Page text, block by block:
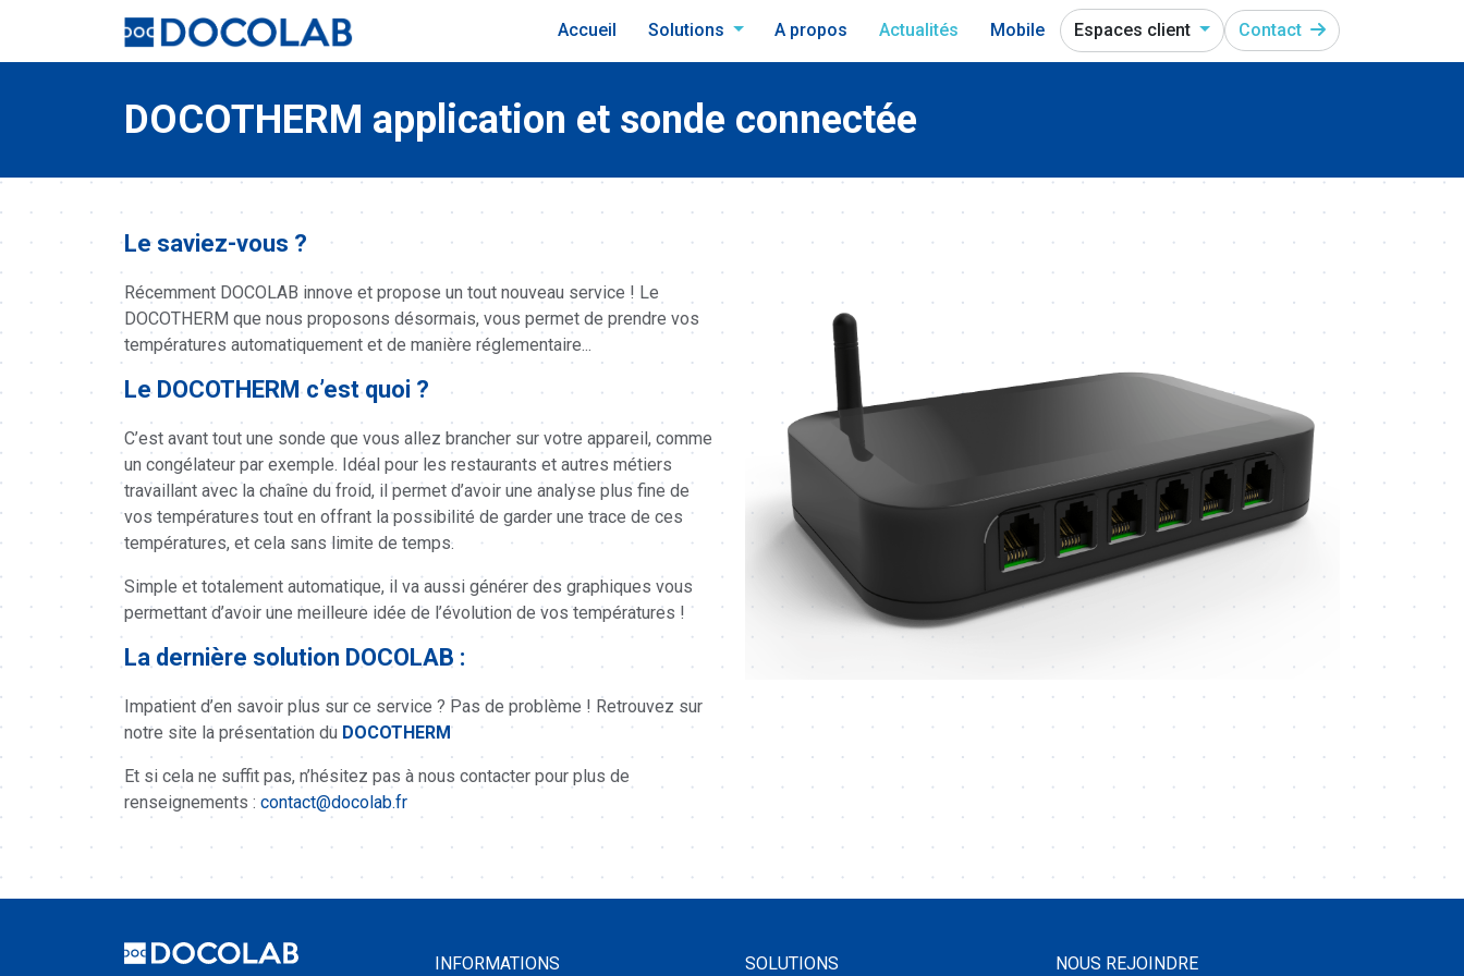
Accueil Solutions A propos Actualités Mobile Espaces client Contact
DOCOTHERM application et sonde connectée
Le saviez-vous ?
Récemment DOCOLAB innove et propose un tout nouveau service ! Le
DOCOTHERM que nous proposons désormais, vous permet de prendre vos
températures automatiquement et de manière réglementaire...
Le DOCOTHERM c’est quoi ?
C’est avant tout une sonde que vous allez brancher sur votre appareil, comme
un congélateur par exemple. Idéal pour les restaurants et autres métiers
travaillant avec la chaîne du froid, il permet d’avoir une analyse plus fine de
vos températures tout en offrant la possibilité de garder une trace de ces
températures, et cela sans limite de temps.
Simple et totalement automatique, il va aussi générer des graphiques vous
permettant d’avoir une meilleure idée de l’évolution de vos températures !
La dernière solution DOCOLAB :
Impatient d’en savoir plus sur ce service ? Pas de problème ! Retrouvez sur
notre site la présentation du DOCOTHERM
Et si cela ne suffit pas, n’hésitez pas à nous contacter pour plus de
renseignements : contact@docolab.fr
INFORMATIONS SOLUTIONS NOUS REJOINDRE